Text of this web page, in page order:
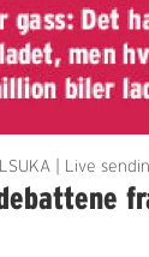
| Live